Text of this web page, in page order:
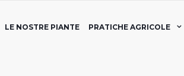
LE NOSTRE PIANTE PRATICHE AGRICOLE